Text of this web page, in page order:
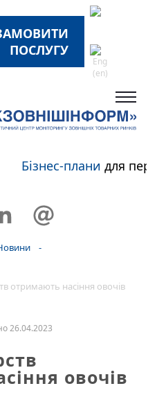
ПОСЛУГУ
Бізнес-планидля
-
отримають насіння овочів
26.04.2023
овочів